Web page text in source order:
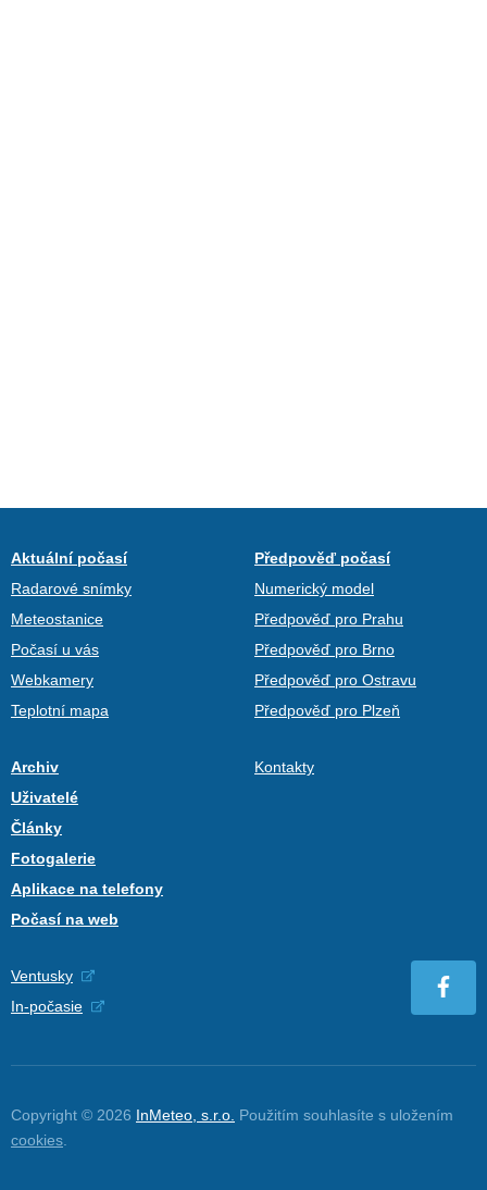
Aktuální počasí
Radarové snímky
Meteostanice
Počasí u vás
Webkamery
Teplotní mapa
Předpověď počasí
Numerický model
Předpověď pro Prahu
Předpověď pro Brno
Předpověď pro Ostravu
Předpověď pro Plzeň
Archiv
Uživatelé
Články
Fotogalerie
Aplikace na telefony
Počasí na web
Kontakty
Ventusky
In-počasie
Copyright © 2026 InMeteo, s.r.o. Použitím souhlasíte s uložením
cookies